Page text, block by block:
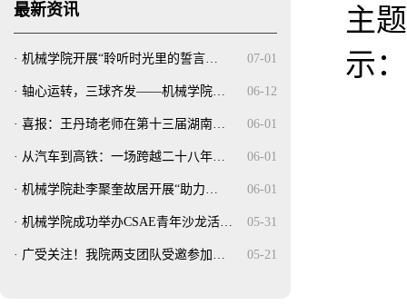
最新资讯
07-01
· 机械学院开展“聆听时光里的誓言…
06-12
· 轴心运转，三球齐发——机械学院…
06-01
· 喜报：王丹琦老师在第十三届湖南…
06-01
· 从汽车到高铁：一场跨越二十八年…
06-01
· 机械学院赴李聚奎故居开展“助力…
05-31
· 机械学院成功举办CSAE青年沙龙活…
05-21
· 广受关注！我院两支团队受邀参加…
主
示：